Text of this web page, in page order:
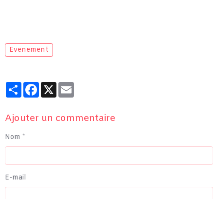
Evenement
PartagerFacebook
X
Ajouter un commentaire
Nom
E-mail